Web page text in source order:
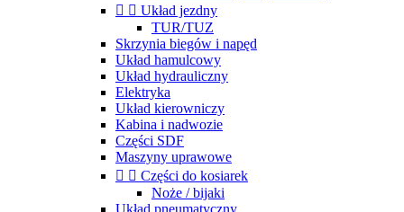
  Układ jezdny
TUR/TUZ
Skrzynia biegów i napęd
Układ hamulcowy
Układ hydrauliczny
Elektryka
Układ kierowniczy
Kabina i nadwozie
Części SDF
Maszyny uprawowe
  Części do kosiarek
Noże / bijaki
Układ pneumatyczny